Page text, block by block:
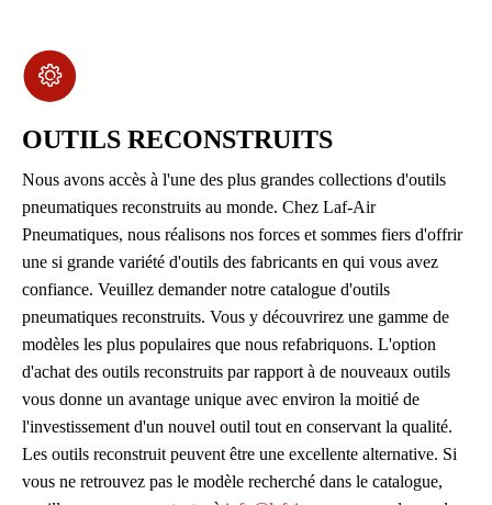
OUTILS RECONSTRUITS
Nous avons accès à l'une des plus grandes collections d'outils
pneumatiques reconstruits au monde. Chez Laf-Air
Pneumatiques, nous réalisons nos forces et sommes fiers d'offrir
une si grande variété d'outils des fabricants en qui vous avez
confiance. Veuillez demander notre catalogue d'outils
pneumatiques reconstruits. Vous y découvrirez une gamme de
modèles les plus populaires que nous refabriquons. L'option
d'achat des outils reconstruits par rapport à de nouveaux outils
vous donne un avantage unique avec environ la moitié de
l'investissement d'un nouvel outil tout en conservant la qualité.
Les outils reconstruit peuvent être une excellente alternative. Si
vous ne retrouvez pas le modèle recherché dans le catalogue,